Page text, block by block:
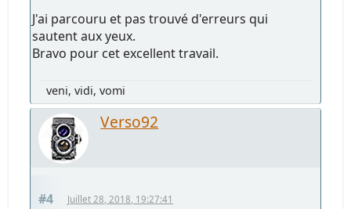
J'ai parcouru et pas trouvé d'erreurs qui
sautent aux yeux.
Bravo pour cet excellent travail.
veni, vidi, vomi
Verso92
#4 Juillet 28, 2018, 19:27:41